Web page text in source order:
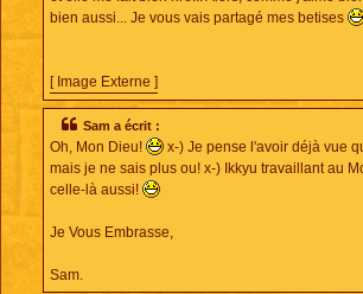
bien aussi... Je vous vais partagé mes betises
[ Image Externe ]
Sam a écrit :
Oh, Mon Dieu!
x-) Je pense l'avoir déjà vue
mais je ne sais plus ou! x-) Ikkyu travaillant au
celle-là aussi!
Je Vous Embrasse,
Sam.